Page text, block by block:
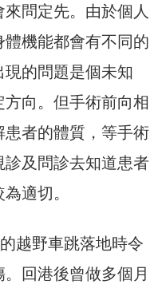
問定先。由於個人
機能都會有不同的
的問題是個未知
向。但手術前向相
者的體質，等手術
及問診去知道患者
適切。
越野車跳落地時令
回港後曾做多個月